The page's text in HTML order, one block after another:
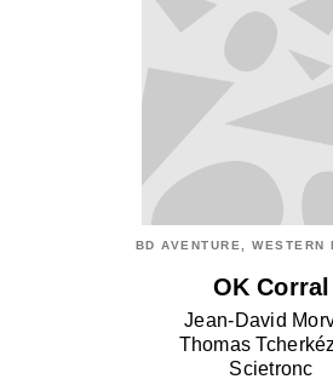
BD AVENTURE, WESTERN
OK Corral
Jean-David
Thomas
Scietronc